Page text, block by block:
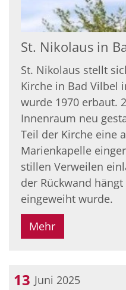
St. Nikolaus in
St. Nikolaus stellt
Kirche in Bad Vilbel
wurde 1970 erbaut.
Innenraum neu
Teil der Kirche eine
Marienkapelle
stillen Verweilen
der Rückwand
eingeweiht wurde.
Mehr
13 Juni 2025